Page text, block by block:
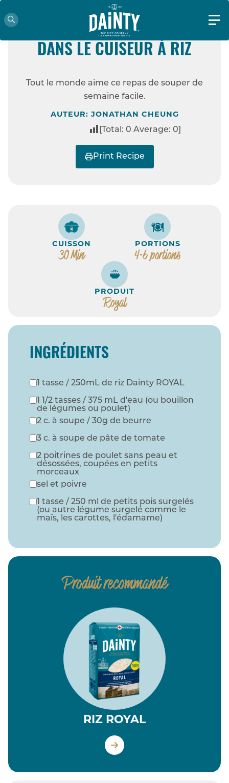
POULET DANS LE CUISEUR À RIZ
FACILE
RIZ ROUGE ET POULET
DANS LE CUISEUR À RIZ
Tout le monde aime ce repas de souper de
semaine facile.
AUTEUR: JONATHAN CHEUNG
[Total: 0 Average: 0
Print Recipe
CUISSON
30 Min
PORTIONS
4-6 portions
PRODUIT
Royal
INGRÉDIENTS
1 tasse / 250mL de riz Dainty ROYAL
1 1/2 tasses / 375 mL d'eau (ou bouillon
de légumes ou poulet)
2 c. à soupe / 30g de beurre
3 c. à soupe de pâte de tomate
2 poitrines de poulet sans peau et
désossées, coupées en petits
morceaux
sel et poivre
1 tasse / 250 ml de petits pois surgelés
(ou autre légume surgelé comme le
maïs, les carottes, l'édamame)
Produit recommandé
RIZ ROYAL